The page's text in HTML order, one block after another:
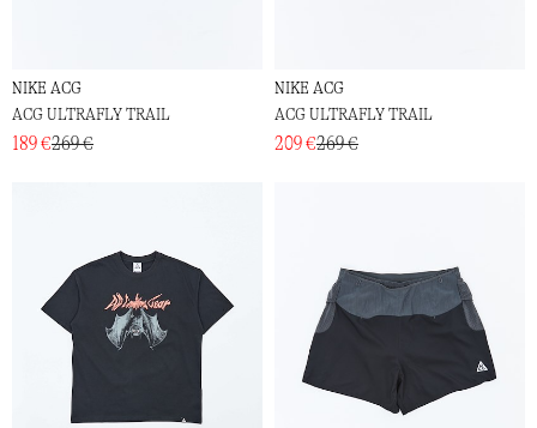
NIKE ACG
ACG ULTRAFLY TRAIL
189 €269 €
NIKE ACG
ACG ULTRAFLY TRAIL
209 €269 €